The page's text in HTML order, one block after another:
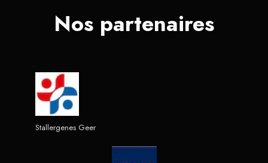
Nos partenaires
Stallergenes Geer